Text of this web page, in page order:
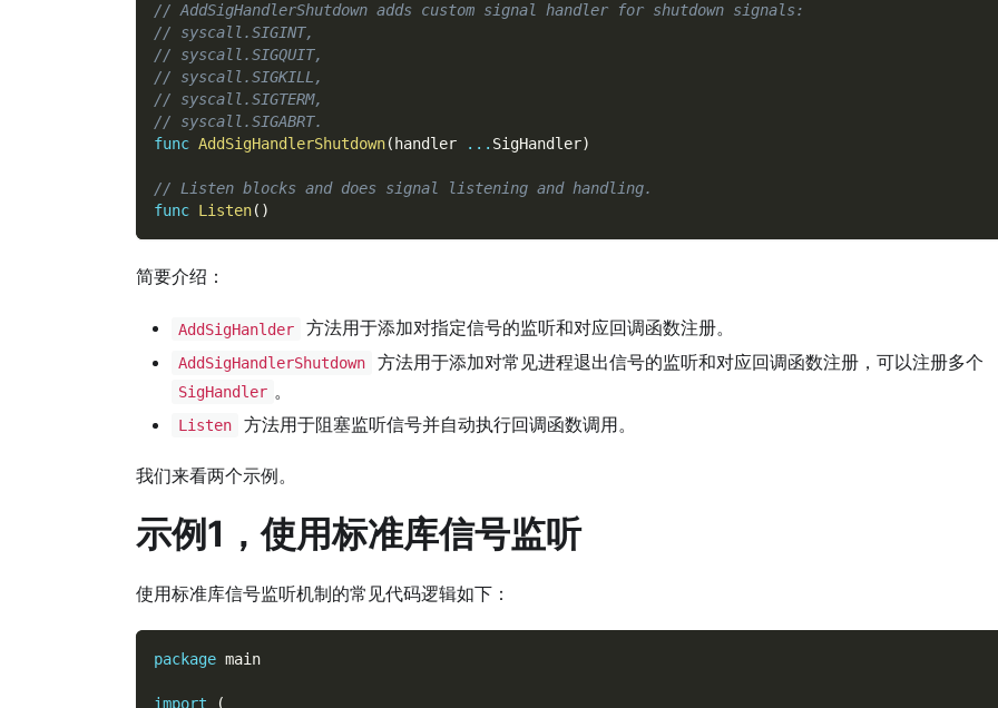
// AddSigHandlerShutdown adds custom signal handler for shutdown signals:
// syscall.SIGINT,
// syscall.SIGQUIT,
// syscall.SIGKILL,
// syscall.SIGTERM,
// syscall.SIGABRT.
func AddSigHandlerShutdown( handler ... SigHandler)
// Listen blocks and does signal listening and handling.
func Listen( )
简要介绍：
AddSigHanlder 方法用于添加对指定信号的监听和对应回调函数注册。
AddSigHandlerShutdown 方法用于添加对常见进程退出信号的监听和对应回调函数注册，可以注册多个
SigHandler 。
Listen 方法用于阻塞监听信号并自动执行回调函数调用。
我们来看两个示例。
示例1，使用标准库信号监听
使用标准库信号监听机制的常见代码逻辑如下：
package main
import
(